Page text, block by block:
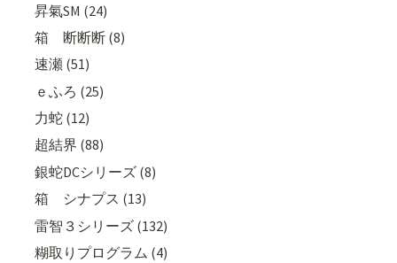
昇氣SM (24)
箱 断断断 (8)
速瀬 (51)
ｅふろ (25)
力蛇 (12)
超結界 (88)
銀蛇DCシリーズ (8)
箱 シナプス (13)
雷智３シリーズ (132)
糊取りプログラム (4)